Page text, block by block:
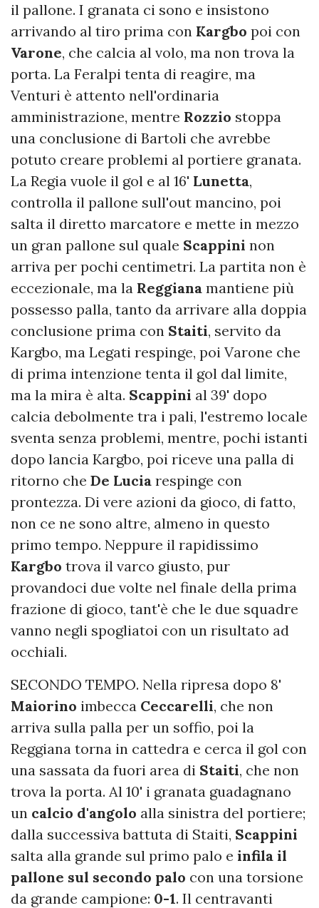
il pallone. I granata ci sono e insistono
arrivando al tiro prima con Kargbo poi con
Varone, che calcia al volo, ma non trova la
porta. La Feralpi tenta di reagire, ma
Venturi è attento nell'ordinaria
amministrazione, mentre Rozzio stoppa
una conclusione di Bartoli che avrebbe
potuto creare problemi al portiere granata.
La Regia vuole il gol e al 16' Lunetta,
controlla il pallone sull'out mancino, poi
salta il diretto marcatore e mette in mezzo
un gran pallone sul quale Scappini non
arriva per pochi centimetri. La partita non è
eccezionale, ma la Reggiana mantiene più
possesso palla, tanto da arrivare alla doppia
conclusione prima con Staiti, servito da
Kargbo, ma Legati respinge, poi Varone che
di prima intenzione tenta il gol dal limite,
ma la mira è alta. Scappini al 39' dopo
calcia debolmente tra i pali, l'estremo locale
sventa senza problemi, mentre, pochi istanti
dopo lancia Kargbo, poi riceve una palla di
ritorno che De Lucia respinge con
prontezza. Di vere azioni da gioco, di fatto,
non ce ne sono altre, almeno in questo
primo tempo. Neppure il rapidissimo
Kargbo trova il varco giusto, pur
provandoci due volte nel finale della prima
frazione di gioco, tant'è che le due squadre
vanno negli spogliatoi con un risultato ad
occhiali.
SECONDO TEMPO. Nella ripresa dopo 8'
Maiorino imbecca Ceccarelli, che non
arriva sulla palla per un soffio, poi la
Reggiana torna in cattedra e cerca il gol con
una sassata da fuori area di Staiti, che non
trova la porta. Al 10' i granata guadagnano
un calcio d'angolo alla sinistra del portiere;
dalla successiva battuta di Staiti, Scappini
salta alla grande sul primo palo e infila il
pallone sul secondo palo con una torsione
da grande campione: 0-1. Il centravanti